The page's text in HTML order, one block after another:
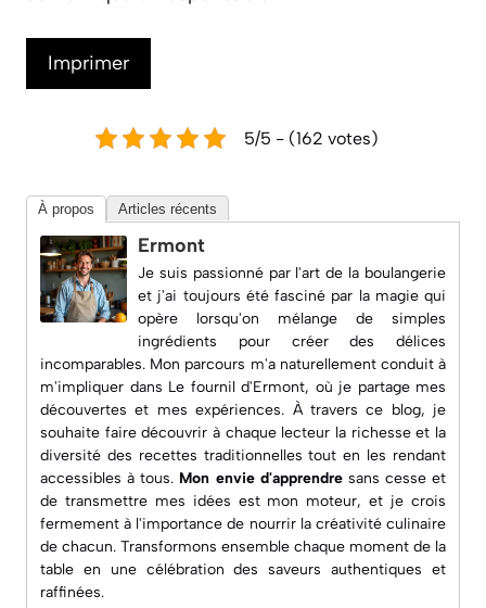
Imprimer
5/5 - (162 votes)
À propos Articles récents
Ermont
Je suis passionné par l'art de la boulangerie
et j'ai toujours été fasciné par la magie qui
opère lorsqu'on mélange de simples
ingrédients pour créer des délices
incomparables. Mon parcours m'a naturellement conduit à
m'impliquer dans Le fournil d'Ermont, où je partage mes
découvertes et mes expériences. À travers ce blog, je
souhaite faire découvrir à chaque lecteur la richesse et la
diversité des recettes traditionnelles tout en les rendant
accessibles à tous. Mon envie d'apprendresans cesse et
de transmettre mes idées est mon moteur, et je crois
fermement à l'importance de nourrir la créativité culinaire
de chacun. Transformons ensemble chaque moment de la
table en une célébration des saveurs authentiques et
raffinées.